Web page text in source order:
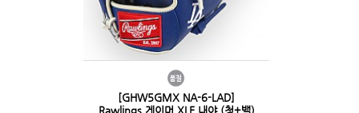
[GHW5GMX NA-6-LAD]
Rawlings 게이머 XLE 내야 (청+백)